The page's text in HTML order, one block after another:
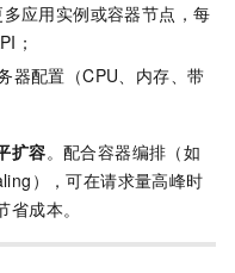
多应用实例或容器节点，每
；
器配置（CPU、内存、带
扩容。配合容器编排（如
），可在请求量高峰时
成本。